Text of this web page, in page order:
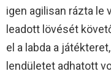
igen agilisan rázta le
leadott lövését
el a labda a
lendületet adhatott